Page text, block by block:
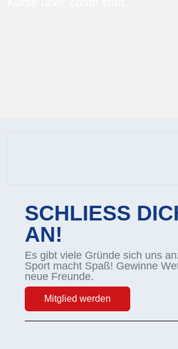
SCHLIESS
AN!
Es gibt viele Gründe sich uns
Sport macht Spaß! Gewinne
neue Freunde.
Mitglied werden